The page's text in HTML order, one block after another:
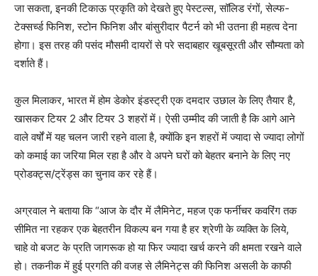
जा सकता, इनकी टिकाऊ प्रकृति को देखते हुए पेस्टल्स, सॉलिड रंगों, सेल्फ-
टेक्सर्च्ड फिनिश, स्टोन फिनिश और बांसुरीदार पैटर्न को भी उतना ही महत्व देना
होगा। इस तरह की पसंद मौसमी दायरों से परे सदाबहार खूबसूरती और सौम्यता को
दर्शाते हैं।
कुल मिलाकर, भारत में होम डेकोर इंडस्ट्री एक दमदार उछाल के लिए तैयार है,
खासकर टियर 2 और टियर 3 शहरों में। ऐसी उम्मीद की जाती है कि आगे आने
वाले वर्षों में यह चलन जारी रहने वाला है, क्योंकि इन शहरों में ज्यादा से ज्यादा लोगों
को कमाई का जरिया मिल रहा है और वे अपने घरों को बेहतर बनाने के लिए नए
प्रोडक्ट्स/ट्रेंड्स का चुनाव कर रहे हैं।
अग्रवाल ने बताया कि “आज के दौर में लैमिनेट, महज एक फर्नीचर कवरिंग तक
सीमित ना रहकर एक बेहतरीन विकल्प बन गया है हर श्रेणी के व्‍यक्ति के लिये,
चाहे वो बजट के प्रति जागरूक हो या फिर ज्‍यादा खर्च करने की क्षमता रखने वाले
हो। तकनीक में हुई प्रगति की वजह से लैमिनेट्स की फिनिश असली के काफी